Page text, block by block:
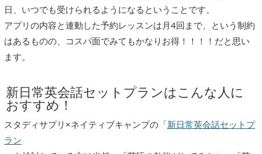
日、いつでも受けられるようになるということです。
アプリの内容と連動した予約レッスンは月4回まで、という制約
はあるものの、コスパ面でみてもかなりお得！！！！だと思い
ます。
新日常英会話セットプランはこんな人に
おすすめ！
スタディサプリ×ネイティブキャンプの「新日常英会話セットプ
ラン